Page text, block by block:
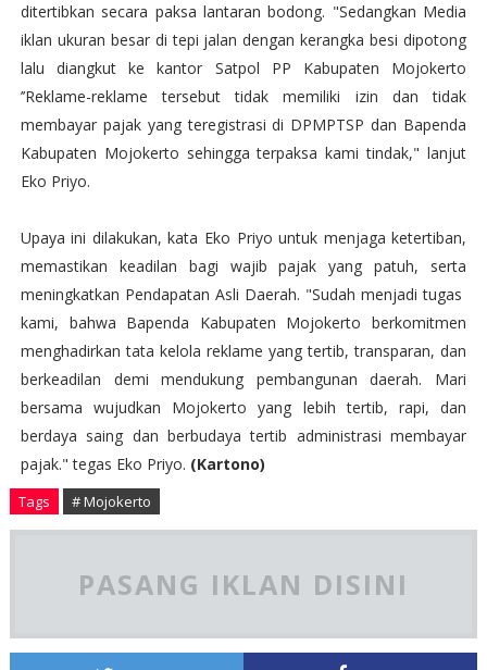
ditertibkan secara paksa lantaran bodong. "Sedangkan Media
iklan ukuran besar di tepi jalan dengan kerangka besi dipotong
lalu diangkut ke kantor Satpol PP Kabupaten Mojokerto
’’Reklame-reklame tersebut tidak memiliki izin dan tidak
membayar pajak yang teregistrasi di DPMPTSP dan Bapenda
Kabupaten Mojokerto sehingga terpaksa kami tindak," lanjut
Eko Priyo.
Upaya ini dilakukan, kata Eko Priyo untuk menjaga ketertiban,
memastikan keadilan bagi wajib pajak yang patuh, serta
meningkatkan Pendapatan Asli Daerah. "Sudah menjadi tugas
kami, bahwa Bapenda Kabupaten Mojokerto berkomitmen
menghadirkan tata kelola reklame yang tertib, transparan, dan
berkeadilan demi mendukung pembangunan daerah. Mari
bersama wujudkan Mojokerto yang lebih tertib, rapi, dan
berdaya saing dan berbudaya tertib administrasi membayar
pajak." tegas Eko Priyo. (Kartono)
Tags # Mojokerto
PASANG IKLAN DISINI